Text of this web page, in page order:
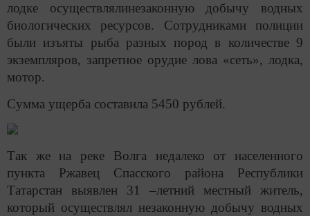
лодке осуществлялинезаконную добычу водных
биологических ресурсов. Сотрудниками полиции
были изъяты рыба разных пород в количестве 9
экземпляров, запретное орудие лова «сеть», лодка,
мотор.
Сумма ущерба составила 5450 рублей.
Так же на реке Волга недалеко от населенного
пункта Ржавец Спасского района Республики
Татарстан выявлен 31 –летний местный житель,
который осуществлял незаконную добычу водных